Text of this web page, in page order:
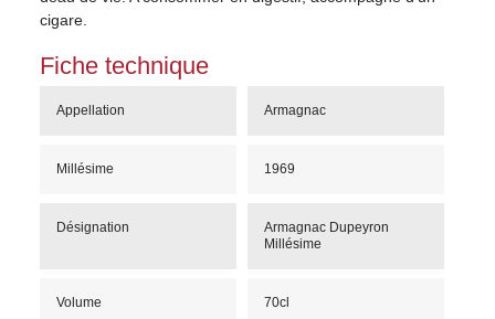
cigare.
Fiche technique
Appellation Armagnac
Millésime 1969
Désignation
Armagnac Dupeyron
Millésime
Volume 70cl